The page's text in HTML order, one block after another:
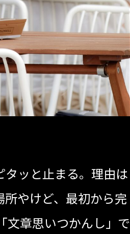
ッと止まる。理由は
やけど、最初から完
文章思いつかんし」で